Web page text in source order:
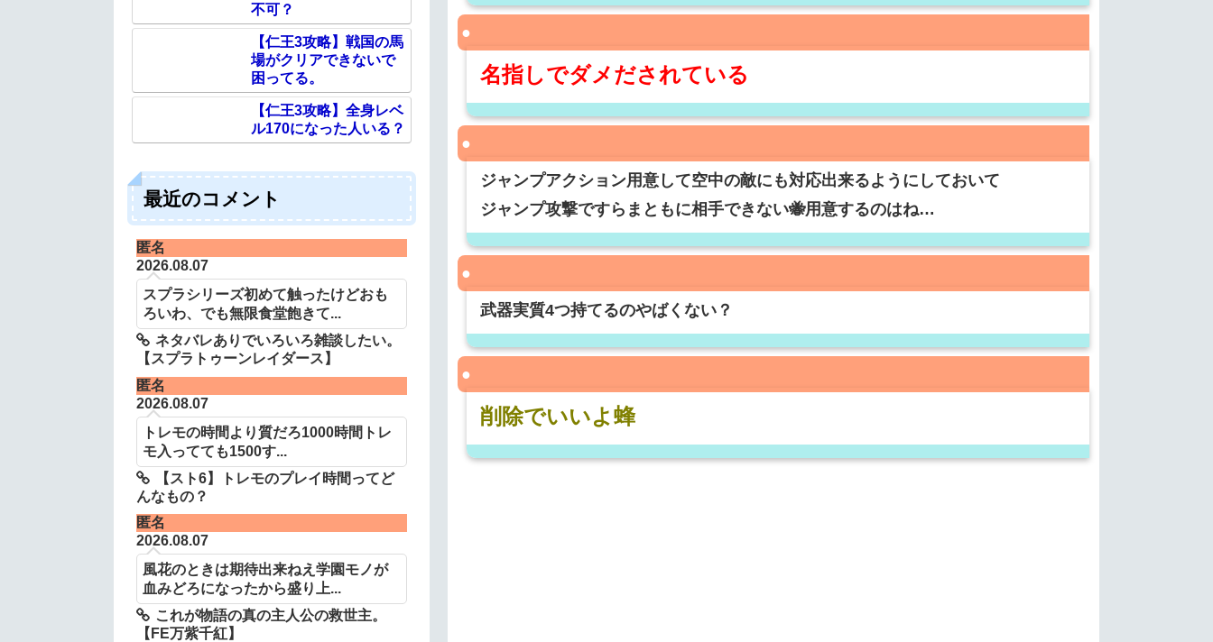
名指しでダメだされている
ジャンプアクション用意して空中の敵にも対応出来るようにしておいて
ジャンプ攻撃ですらまともに相手できない🐝用意するのはね…
武器実質4つ持てるのやばくない？
削除でいいよ蜂
不可？
【仁王3攻略】戦国の馬
場がクリアできないで
困ってる。
【仁王3攻略】全身レベ
ル170になった人いる？
最近のコメント
匿名
2026.08.07
スプラシリーズ初めて触ったけどおも
ろいわ、でも無限食堂飽きて...
ネタバレありでいろいろ雑談したい。
【スプラトゥーンレイダース】
匿名
2026.08.07
トレモの時間より質だろ1000時間トレ
モ入ってても1500す...
【スト6】トレモのプレイ時間ってど
んなもの？
匿名
2026.08.07
風花のときは期待出来ねえ学園モノが
血みどろになったから盛り上...
これが物語の真の主人公の救世主。
【FE万紫千紅】